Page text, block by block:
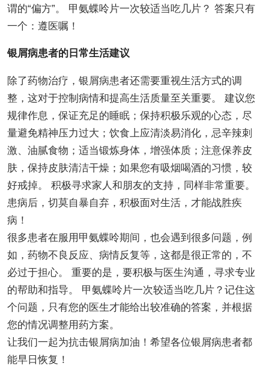
谓的“偏方”。 甲氨蝶呤片一次较适当吃几片？ 答案只有
一个：遵医嘱！
银屑病患者的日常生活建议
除了药物治疗，银屑病患者还需要重视生活方式的调
整，这对于控制病情和提高生活质量至关重要。 建议您
规律作息，保证充足的睡眠；保持积极乐观的心态，尽
量避免精神压力过大；饮食上应清淡易消化，忌辛辣刺
激、油腻食物；适当锻炼身体，增强体质；注意保养皮
肤，保持皮肤清洁干燥；如果您有吸烟喝酒的习惯，较
好戒掉。 积极寻求家人和朋友的支持，同样非常重要。
患病后，切莫自暴自弃，积极面对生活，才能战胜疾
病！
很多患者在服用甲氨蝶呤期间，也会遇到很多问题，例
如，药物不良反应、病情反复等，这都是很正常的，不
必过于担心。 重要的是，要积极与医生沟通，寻求专业
的帮助和指导。 甲氨蝶呤片一次较适当吃几片？记住这
个问题，只有您的医生才能给出较准确的答案，并根据
您的情况调整用药方案。
让我们一起为抗击银屑病加油！希望各位银屑病患者都
能早日恢复！